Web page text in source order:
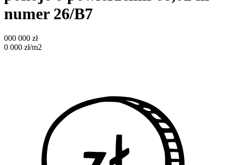
numer 26/B7
000 000 zł
0 000 zł/m2